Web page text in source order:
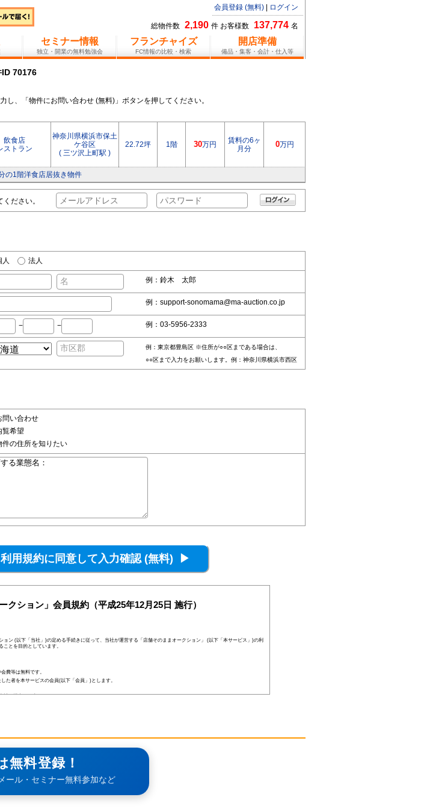
会員登録 (無料) ログイン
総物件数 2,190 件 お客様数 137,774 名
セミナー情報
独立・開業の無料勉強会
フランチャイズ
FC情報の比較・検索
開店準備
備品・集客・会計・仕入等
ID 70176
し、「物件にお問い合わせ (無料)」ボタンを押してください。
飲食店
ストラン
神奈川県横浜市保土
ケ谷区
( 三ツ沢上町駅 )
22.72坪 1階 30万円
賃料の6ヶ
月分
0万円
の1階洋食店居抜き物件
ださい。
人 法人
例：鈴木 太郎
例：support-sonomama@ma-auction.co.jp
− − 例：03-5956-2333
例：東京都豊島区 ※住所が○○区まである場合は、
○○区まで入力をお願いします。例：神奈川県横浜市西区
問い合わせ
覧希望
件の住所を知りたい
クション」会員規約（平成25年12月25日 施行）
ョン (以下「当社」)の定める手続きに従って、当社が運営する「店舗そのままオークション」 (以下「本サービス」)の利
ことを目的としています。
費等は無料です。
た者を本サービスの会員(以下「会員」)とします。
社へ提出した者
した者
同等の状態にあり、信用状態が著しく悪化している者
者
他の会員の信用もしくは権利を侵害する恐れがあると当社が判断した者
無料登録！
ール・セミナー無料参加など